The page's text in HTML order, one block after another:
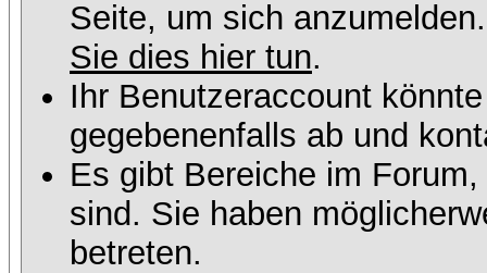
Seite, um sich
Sie dies hier tun.
Ihr Benutzeraccount
gegebenenfalls ab und
Es gibt Bereiche im
sind. Sie haben
betreten.